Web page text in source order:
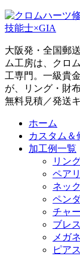
大阪発・全国郵
ム工房は、クロ
工専門。一級貴
が、リング・財
無料見積／発送
ホーム
カスタム＆
加工例一覧
リン
ペア
ネッ
ペン
チャ
ブレ
メガ
ピア